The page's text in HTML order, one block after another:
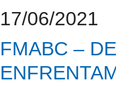
17/06/2021
FMABC –